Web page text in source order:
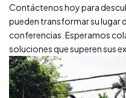
Contáctenos hoy para
pueden transformar su lugar
conferencias. Esperamos
soluciones que superen sus